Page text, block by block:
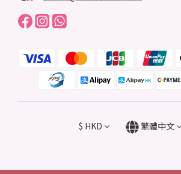
$ HKD 繁體中文